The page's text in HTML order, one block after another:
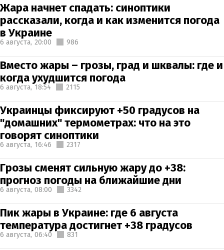
Жара начнет спадать: синоптики
рассказали, когда и как изменится погода
в Украине
6 августа, 20:00 986
Вместо жары – грозы, град и шквалы: где и
когда ухудшится погода
6 августа, 18:54 2115
Украинцы фиксируют +50 градусов на
"домашних" термометрах: что на это
говорят синоптики
6 августа, 16:46 2317
Грозы сменят сильную жару до +38:
прогноз погоды на ближайшие дни
6 августа, 08:00 3342
Пик жары в Украине: где 6 августа
температура достигнет +38 градусов
6 августа, 06:40 831